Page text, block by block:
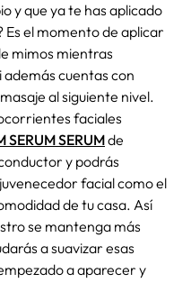
y que ya te has aplicado
el momento de aplicar
mimos mientras
además cuentas con
al siguiente nivel.
faciales
SERUM SERUMde
y podrás
facialcomo el
de tu casa. Así
se mantenga más
a suavizar esas
a aparecer y